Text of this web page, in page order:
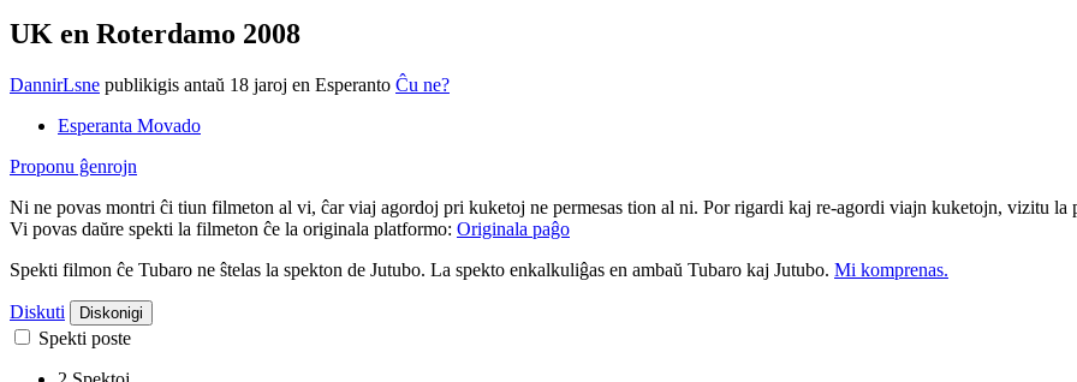
UK en Roterdamo 2008
DannirLsne publikigis antaŭ 18 jaroj en Esperanto Ĉu ne?
Esperanta Movado
Proponu ĝenrojn
Ni ne povas montri ĉi tiun filmeton al vi, ĉar viaj agordoj pri kuketoj ne permesas tion al ni. Por rigardi kaj re-agordi viajn kuketojn, vizitu la
Vi povas daŭre spekti la filmeton ĉe la originala platformo: Originala paĝo
Spekti filmon ĉe Tubaro ne ŝtelas la spekton de Jutubo. La spekto enkalkuliĝas en ambaŭ Tubaro kaj Jutubo. Mi komprenas.
Diskuti Diskonigi
Spekti poste